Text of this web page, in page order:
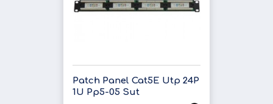
Patch Panel Cat5E Utp 24P
1U Pp5-05 Sut